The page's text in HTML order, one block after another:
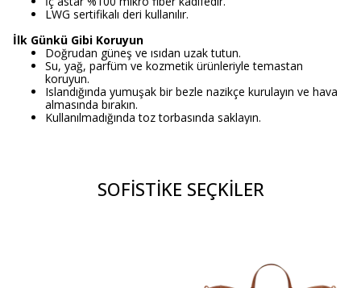
LWG sertifikalı deri kullanılır.
İlk Günkü Gibi Koruyun
Doğrudan güneş ve ısıdan uzak tutun.
Su, yağ, parfüm ve kozmetik ürünleriyle temastan
koruyun.
Islandığında yumuşak bir bezle nazikçe kurulayın ve hava
almasında bırakın.
Kullanılmadığında toz torbasında saklayın.
SOFİSTİKE SEÇKİLER